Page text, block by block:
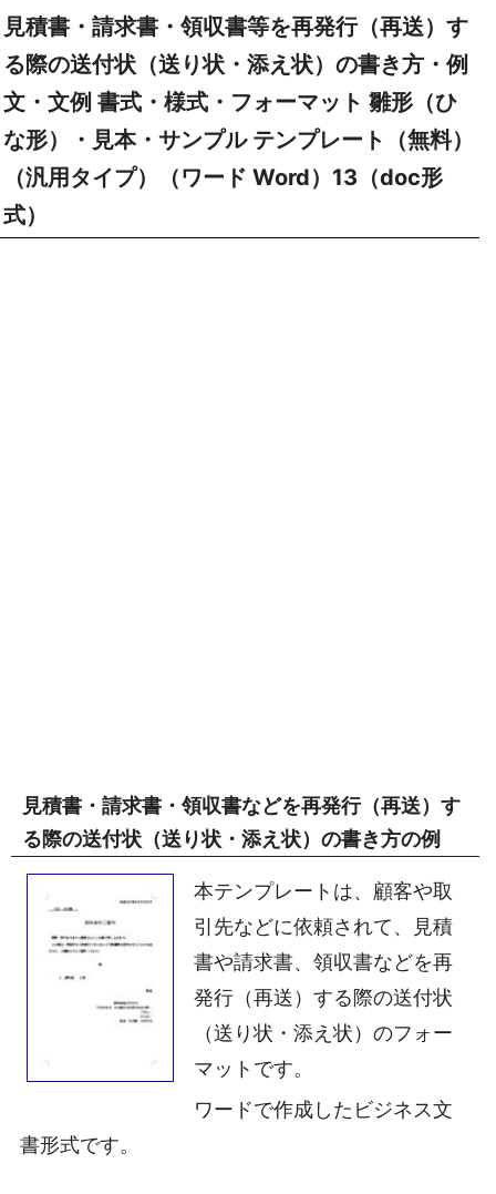
見積書・請求書・領収書等を再発行（再送）す
る際の送付状（送り状・添え状）の書き方・例
文・文例 書式・様式・フォーマット 雛形（ひ
な形）・見本・サンプル テンプレート（無料）
（汎用タイプ）（ワード Word）13（doc形
式）
見積書・請求書・領収書などを再発行（再送）す
る際の送付状（送り状・添え状）の書き方の例
本テンプレートは、顧客や取
引先などに依頼されて、見積
書や請求書、領収書などを再
発行（再送）する際の送付状
（送り状・添え状）のフォー
マットです。
ワードで作成したビジネス文
書形式です。